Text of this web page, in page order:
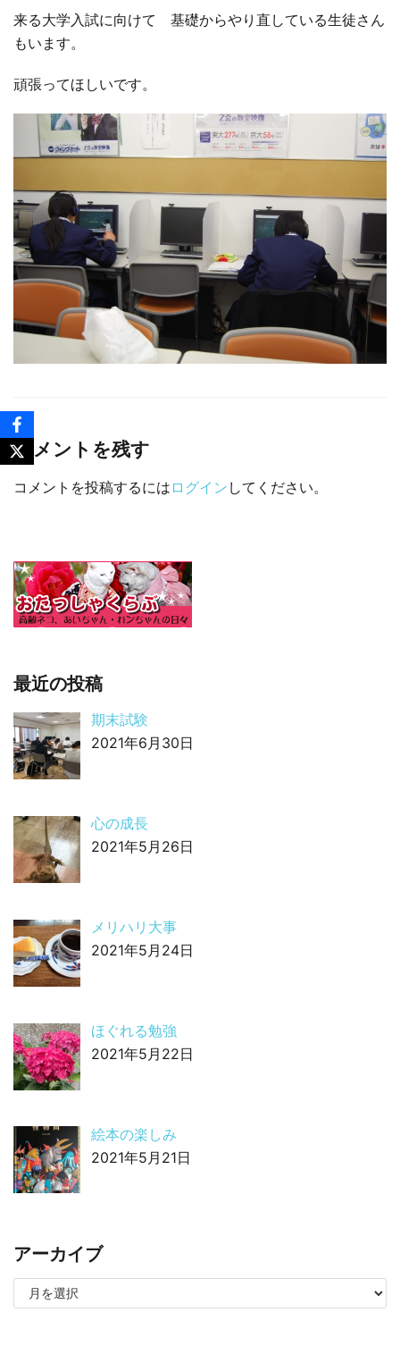
来る大学入試に向けて 基礎からやり直している生徒さん
もいます。
頑張ってほしいです。
コメントを残す
コメントを投稿するには ログイン してください。
最近の投稿
期末試験
2021年6月30日
心の成長
2021年5月26日
メリハリ大事
2021年5月24日
ほぐれる勉強
2021年5月22日
絵本の楽しみ
2021年5月21日
アーカイブ